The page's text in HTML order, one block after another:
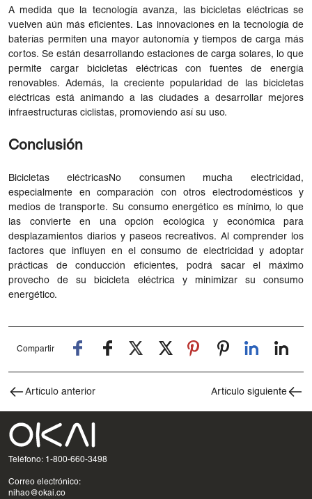
A medida que la tecnología avanza, las bicicletas eléctricas se
vuelven aún más eficientes. Las innovaciones en la tecnología de
baterías permiten una mayor autonomía y tiempos de carga más
cortos. Se están desarrollando estaciones de carga solares, lo que
permite cargar bicicletas eléctricas con fuentes de energía
renovables. Además, la creciente popularidad de las bicicletas
eléctricas está animando a las ciudades a desarrollar mejores
infraestructuras ciclistas, promoviendo así su uso.
Conclusión
Bicicletas eléctricasNo consumen mucha electricidad,
especialmente en comparación con otros electrodomésticos y
medios de transporte. Su consumo energético es mínimo, lo que
las convierte en una opción ecológica y económica para
desplazamientos diarios y paseos recreativos. Al comprender los
factores que influyen en el consumo de electricidad y adoptar
prácticas de conducción eficientes, podrá sacar el máximo
provecho de su bicicleta eléctrica y minimizar su consumo
energético.
Compartir
Artículo anterior Artículo siguiente
Teléfono: 1-800-660-3498
Correo electrónico:
nihao@okai.co